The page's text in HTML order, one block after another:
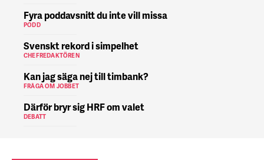
Fyra poddavsnitt du inte vill missa
PODD
Svenskt rekord i simpelhet
CHEFREDAKTÖREN
Kan jag säga nej till timbank?
FRÅGA OM JOBBET
Därför bryr sig HRF om valet
DEBATT